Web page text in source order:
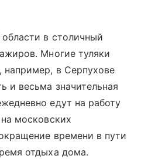
в столичный
Многие туляки
например, в Серпухове
и весьма значительная
едут на работу
московских
времени в пути
отдыха дома.